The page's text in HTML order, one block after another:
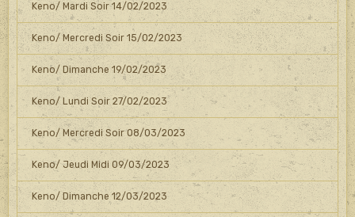
Keno/ Mardi Soir 14/02/2023
Keno/ Mercredi Soir 15/02/2023
Keno/ Dimanche 19/02/2023
Keno/ Lundi Soir 27/02/2023
Keno/ Mercredi Soir 08/03/2023
Keno/ Jeudi Midi 09/03/2023
Keno/ Dimanche 12/03/2023